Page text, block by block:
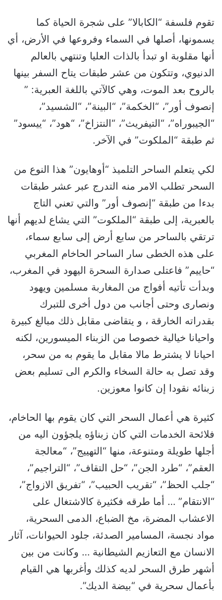
تقوم فلسفة “الكابالا” على شجرة الحياة كما
يسمونها، أصلها في السماء وفروعها في الأرض، أي
أنها مقلوبة او تبدأ بالذات العليا وتنتهي بالعالم
الدنيوي، وتتكون من عشر طبقات يتاح السفر بينها
بالروح بعد الموت، وهي كالآتي باللغة العبرية: ”
إنصوف أور”، “الخكمة”، “البينة”، “الشسيد”،
“الجيبوراه”، “التيفريث”، “النتزاخ”، “هود”، “ييسود”
ثم طبقة “الملكوت” في الآخر.
لكي يتعلم الساحر التلميذ “أوهايون” هذا النوع من
السحر تطلب الامر منه التدرج عبر عشر طبقات
بدءا من طبقة “إنصوف أور” والتي تعني التاج
بالعبرية، إلى طبقة “الملكوت” التي يشاع لديهم أنها
ترتقي بالساحر من سابع أرض إلى سابع سماء،
على هذه الخطى سار الساحر الحاخام المغربي
“حاييم” فاعتلى صدارة السحرة اليهود في المغرب،
وبدأت تأتيه أفواج من المغاربة مسلمين ويهود
ونصارى وحتى أجانب من دول أخرى للتبرك
بقدراته الخارقة ، و يتقاضى مقابل ذلك مبالغ كبيرة
واحيانا خيالية خصوصا من الزبناء الميسورين، لكنه
احيانا لا يشترط مالا مقابل ما يقوم به من سحر،
وقد تصل به حالة السخاء والكرم الى تسليم بعض
زبنائه نقودا إن كانوا معوزين.
كثيرة هي أعمال السحر التي كان يقوم بها الحاخام،
فلائحة الخدمات التي كان زبناؤه يلجؤون اليه من
أجلها طويلة ومتنوعة، منها “التهييج”، “معالجة
العقم”، “طرد الجن”، “حل التقاف”، “التراجيم”،
“جلب الحظ”، “تقريب الحبيب”، “تفريق الازواج”،
“الانتقام” … أما طرقه فكثيرة كالاشتغال على
الاعشاب المضرة، مخ الضباع، الدمى السحرية،
مواد نجسة، المسامير الصدئة، جلود الحيوانات، آثار
الانسان مع التعازيم الشيطانية … وكانت من بين
أشهر طرق السحر لديه كذلك وأغربها هي القيام
بأعمال سحرية في “بيضة الديك”.